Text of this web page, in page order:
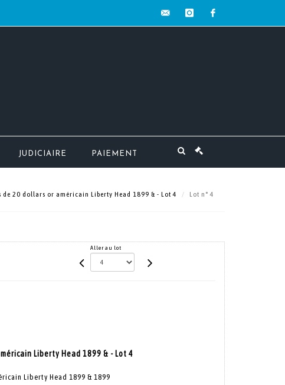
JUDICIAIRE PAIEMENT
de 20 dollars or américain Liberty Head 1899 & - Lot 4 Lot n° 4
Aller au lot
Liberty Head 1899 & - Lot 4
Liberty Head 1899 & 1899